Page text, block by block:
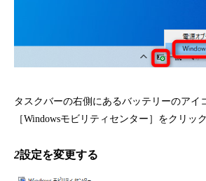
タスクバーの右側にあるバッテリーのアイ
［Windowsモビリティセンター］をクリッ
2設定を変更する